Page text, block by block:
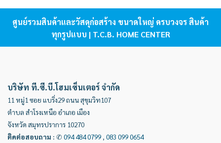
ศูนย์รวมสินค้าและวัสดุก่อสร้าง ขนาดใหญ่ ครบวงจร สินค้า
ทุกรูปแบบ | T.C.B. HOME CENTER
บริษัท ที.ซี.บี.โฮมเซ็นเตอร์ จำกัด
11 หมู่1 ซอย แบริ่ง29 ถนน สุขุมวิท107
ตำบล สำโรงเหนือ อำเภอ เมือง
จังหวัด สมุทรปราการ 10270
ติดต่อสอบถาม : ✆ 094 484 0799 , 083 099 0654